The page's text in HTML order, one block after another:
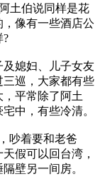
土伯说同样是花
像有一些酒店公
?
媳妇、儿子女友
巡，大家都有些
平常除了阿土
中，有些冷清。
吵着要和老爸
假可以回台湾，
壁另一间房。